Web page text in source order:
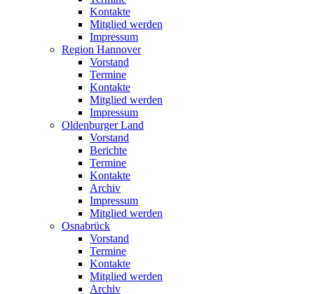
Kontakte
Mitglied werden
Impressum
Region Hannover
Vorstand
Termine
Kontakte
Mitglied werden
Impressum
Oldenburger Land
Vorstand
Berichte
Termine
Kontakte
Archiv
Impressum
Mitglied werden
Osnabrück
Vorstand
Termine
Kontakte
Mitglied werden
Archiv